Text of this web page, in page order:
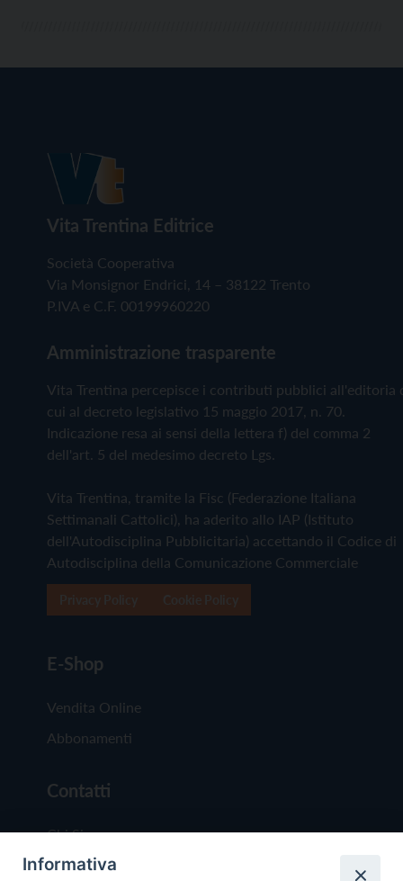
Vita Trentina Editrice
Società Cooperativa
Via Monsignor Endrici, 14 – 38122 Trento
P.IVA e C.F. 00199960220
Amministrazione trasparente
Vita Trentina percepisce i contributi pubblici all'editoria
cui al decreto legislativo 15 maggio 2017, n. 70.
Indicazione resa ai sensi della lettera f) del comma 2
dell'art. 5 del medesimo decreto Lgs.
Vita Trentina, tramite la Fisc (Federazione Italiana
Settimanali Cattolici), ha aderito allo IAP (Istituto
dell'Autodisciplina Pubblicitaria) accettando il Codice di
Autodisciplina della Comunicazione Commerciale
E-Shop
Vendita Online
Abbonamenti
Contatti
Chi Siamo
Redazione
Informativa